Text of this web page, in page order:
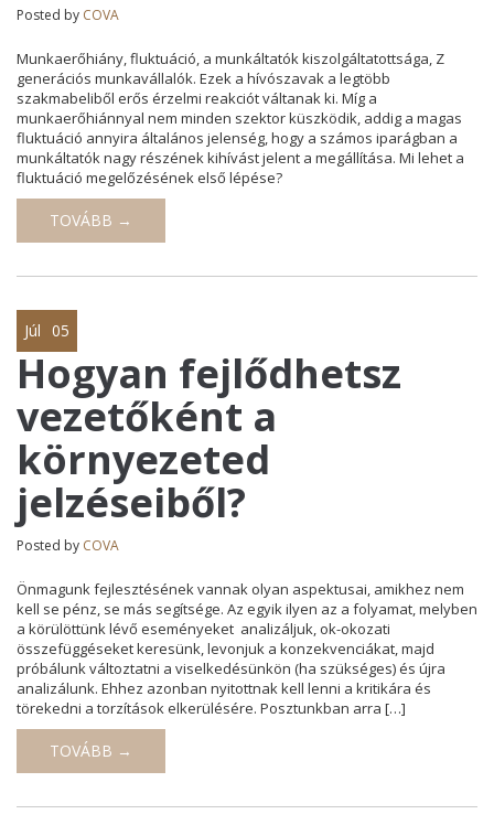
Posted by COVA
Munkaerőhiány, fluktuáció, a munkáltatók kiszolgáltatottsága, Z
generációs munkavállalók. Ezek a hívószavak a legtöbb
szakmabeliből erős érzelmi reakciót váltanak ki. Míg a
munkaerőhiánnyal nem minden szektor küszködik, addig a magas
fluktuáció annyira általános jelenség, hogy a számos iparágban a
munkáltatók nagy részének kihívást jelent a megállítása. Mi lehet a
fluktuáció megelőzésének első lépése?
TOVÁBB →
Júl 05
Hogyan fejlődhetsz
vezetőként a
környezeted
jelzéseiből?
Posted by COVA
Önmagunk fejlesztésének vannak olyan aspektusai, amikhez nem
kell se pénz, se más segítsége. Az egyik ilyen az a folyamat, melyben
a körülöttünk lévő eseményeket analizáljuk, ok-okozati
összefüggéseket keresünk, levonjuk a konzekvenciákat, majd
próbálunk változtatni a viselkedésünkön (ha szükséges) és újra
analizálunk. Ehhez azonban nyitottnak kell lenni a kritikára és
törekedni a torzítások elkerülésére. Posztunkban arra […]
TOVÁBB →